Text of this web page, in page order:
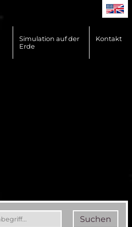
Simulation auf der
Erde
Kontakt
Suchen